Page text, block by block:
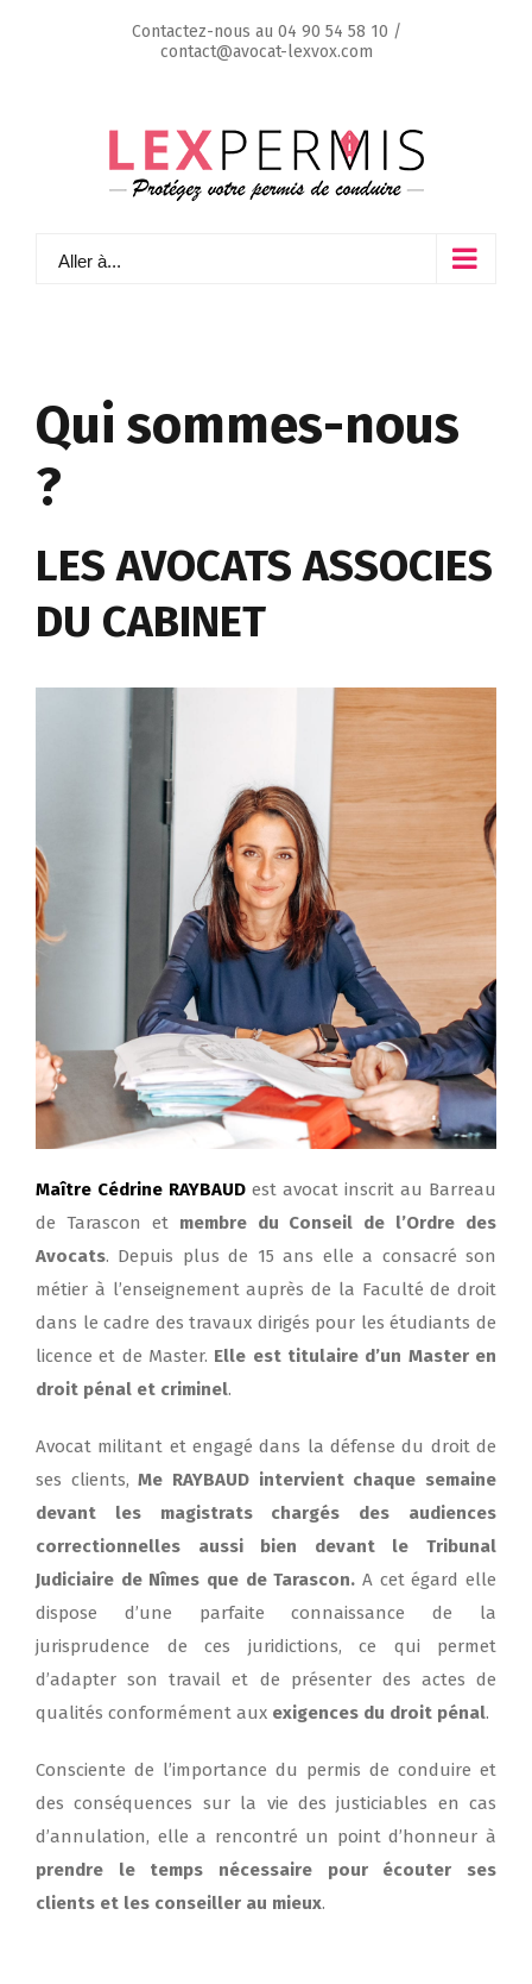
Contactez-nous au 04 90 54 58 10 /
contact@avocat-lexvox.com
Aller à...
Qui sommes-nous
?
LES AVOCATS ASSOCIES
DU CABINET
Maître Cédrine RAYBAUD est avocat inscrit au Barreau
de Tarascon et membre du Conseil de l’Ordre des
Avocats. Depuis plus de 15 ans elle a consacré son
métier à l’enseignement auprès de la Faculté de droit
dans le cadre des travaux dirigés pour les étudiants de
licence et de Master. Elle est titulaire d’un Master en
droit pénal et criminel.
Avocat militant et engagé dans la défense du droit de
ses clients,Me RAYBAUD intervient chaque semaine
devant les magistrats chargés des audiences
correctionnelles aussi bien devant le Tribunal
Judiciaire de Nîmes que de Tarascon. A cet égard elle
dispose d’une parfaite connaissance de la
jurisprudence de ces juridictions, ce qui permet
d’adapter son travail et de présenter des actes de
qualités conformément aux exigences du droit pénal.
Consciente de l’importance du permis de conduire et
des conséquences sur la vie des justiciables en cas
d’annulation, elle a rencontré un point d’honneur à
prendre le temps nécessaire pour écouter ses
clients et les conseiller au mieux.